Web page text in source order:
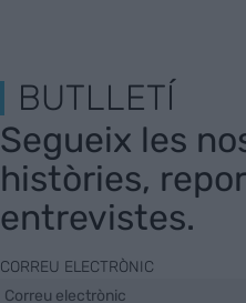
BUTLLETÍ
Segueix les
històries,
entrevistes.
CORREU ELECTRÒNIC